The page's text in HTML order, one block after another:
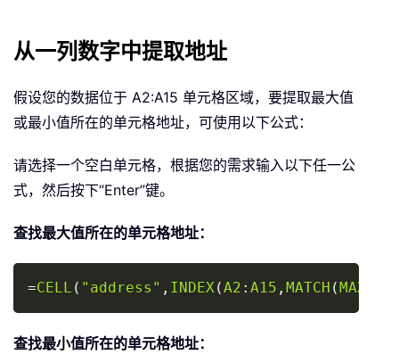
从一列数字中提取地址
假设您的数据位于 A2:A15 单元格区域，要提取最大值
或最小值所在的单元格地址，可使用以下公式：
请选择一个空白单元格，根据您的需求输入以下任一公
式，然后按下“Enter”键。
查找最大值所在的单元格地址：
=CELL ( "address" , INDEX(A2 : A15 , MATCH ( MAX
Copy
查找最小值所在的单元格地址：